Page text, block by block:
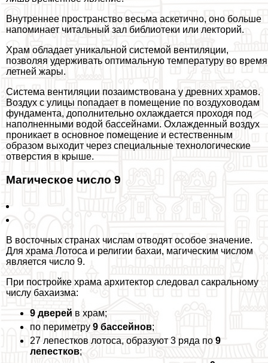
Внутреннее прострaнcтво весьма аскетично, оно больше
напоминает читальный зал библиотеки или лекторий.
Храм обладает уникальной системой вентиляции,
позволяя удерживать оптимальную температуру во время
летней жары.
Система вентиляции позаимствована у древних храмов.
Воздух с улицы попадает в помещение по воздуховодам
фундамента, дополнительно охлаждается проходя под
наполненными водой бассейнами. Охлажденный воздух
проникает в основное помещение и естественным
образом выходит через специальные технологические
отверстия в крыше.
Магическое число 9
В восточных странах числам отводят особое значение.
Для храма Лотоса и религии бахаи, магическим числом
является число 9.
При постройке храма архитектор следовал сакральному
числу бахаизма:
9 дверей в храм;
по периметру 9 бассейнов;
27 лепестков лотоса, образуют 3 ряда по 9
лепестков;